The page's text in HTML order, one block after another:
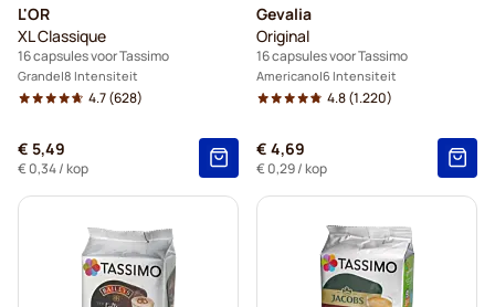
L'OR
XL Classique
16 capsules voor Tassimo
Grande 8 Intensiteit
4.7(628)
€ 5,49
€ 0,34/ kop
Gevalia
Original
16 capsules voor Tassimo
Americano 6 Intensiteit
4.8(1.220)
€ 4,69
€ 0,29/ kop